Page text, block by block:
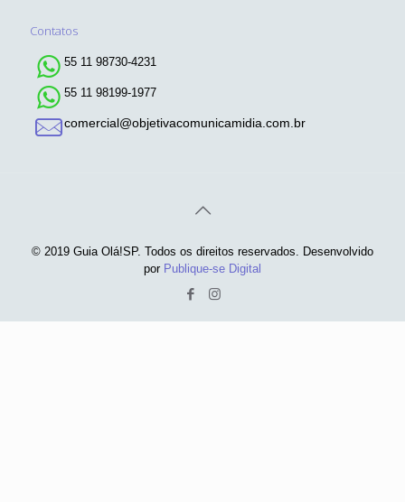
Contatos
55 11 98730-4231
55 11 98199-1977
comercial@objetivacomunicamidia.com.br
© 2019 Guia Olá!SP. Todos os direitos reservados. Desenvolvido
por Publique-se Digital